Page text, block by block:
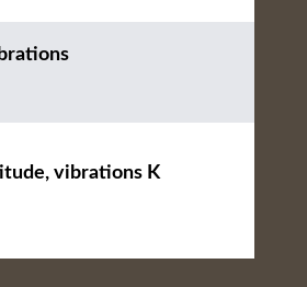
vibrations K